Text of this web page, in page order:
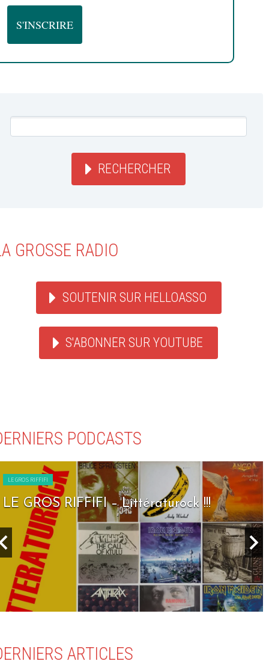
RECHERCHER
GROSSE RADIO
SOUTENIR SUR HELLOASSO
S'ABONNER SUR YOUTUBE
PODCASTS
LE GROS RIFFIFI
LE GROS RIFFIFI – Littératurock !!!
ARTICLES